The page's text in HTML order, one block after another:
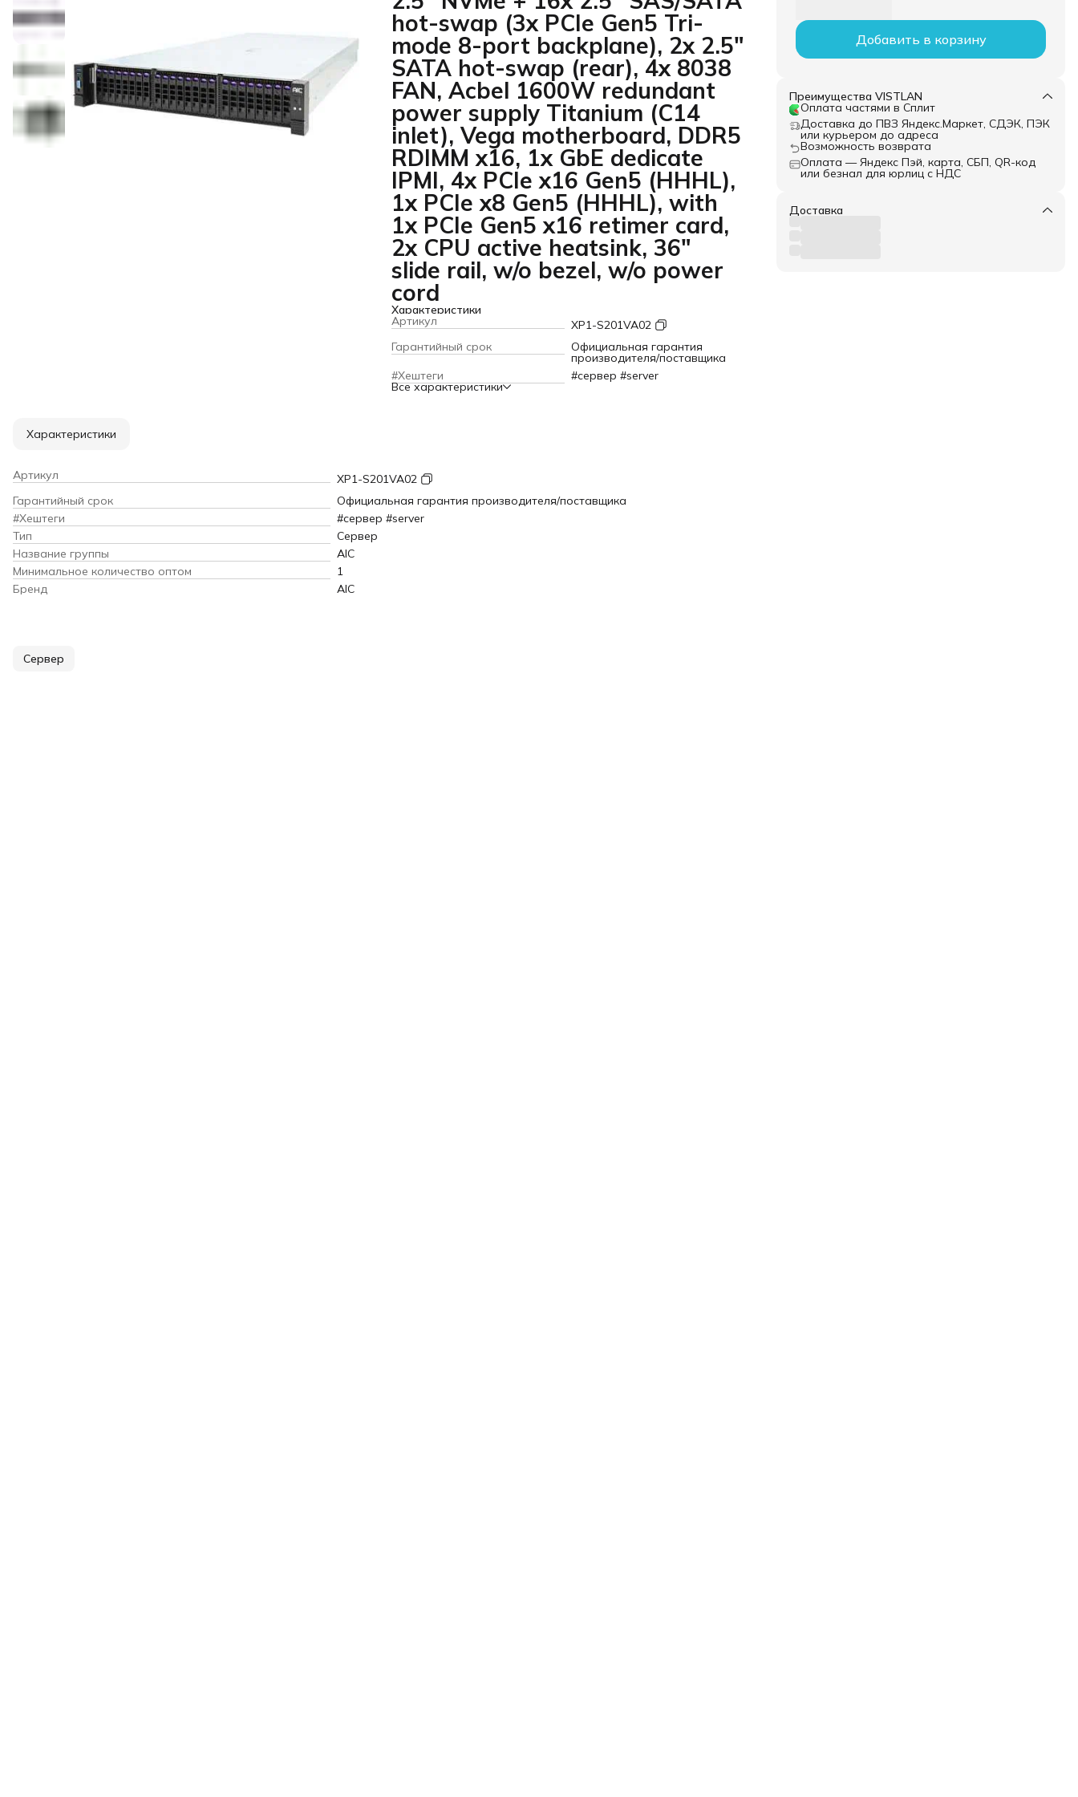
hot-swap (3x PCIe Gen5 Tri-
mode 8-port backplane), 2x 2.5"
SATA hot-swap (rear), 4x 8038
FAN, Acbel 1600W redundant
power supply Titanium (C14
inlet), Vega motherboard, DDR5
RDIMM x16, 1x GbE dedicate
IPMI, 4x PCIe x16 Gen5 (HHHL),
1x PCIe x8 Gen5 (HHHL), with
1x PCIe Gen5 x16 retimer card,
2x CPU active heatsink, 36"
slide rail, w/o bezel, w/o power
cord
Характеристики
Артикул
XP1-S201VA02
Гарантийный срок
Официальная гарантия
производителя/поставщика
#Хештеги
#сервер #server
Все характеристики
Добавить в корзину
Преимущества VISTLAN
Оплата частями в Сплит
Доставка до ПВЗ Яндекс.Маркет, СДЭК, ПЭК
или курьером до адреса
Возможность возврата
Оплата — Яндекс Пэй, карта, СБП, QR-код
или безнал для юрлиц с НДС
Доставка
Характеристики
Артикул
XP1-S201VA02
Гарантийный срок
Официальная гарантия производителя/поставщика
#Хештеги
#сервер #server
Тип
Сервер
Название группы
AIC
Минимальное количество оптом
1
Бренд
AIC
Сервер